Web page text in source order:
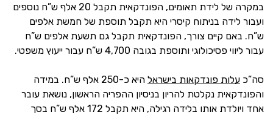
במקרה של לידת תאומים, הפונדקאית תקבל 20 אלף ש”ח נוספים
ועבור לידה בניתוח קיסרי היא תקבל תוספת של חמשת אלפים
ש”ח. באם קיים צורך, הפונדקאית תקבל גם תשעת אלפים ש”ח
עבור ליווי פסיכולוגי ותוספת בגובה 4,700 ש”ח עבור ייעוץ משפטי.
סה”כ עלות פונדקאות בישראל
היא כ-250 אלף ש”ח. במידה
והפונדקאית נקלטת להריון בניסיון ההפריה הראשון, נושאת עובר
אחד ויולדת אותו בלידה רגילה, היא תקבל 172 אלף ש”ח בסך